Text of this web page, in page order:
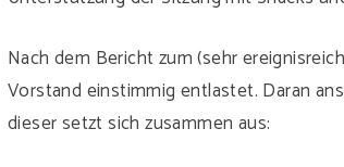
Nach dem Bericht zum (sehr
Vorstand einstimmig entlastet. Daran
dieser setzt sich zusammen aus: